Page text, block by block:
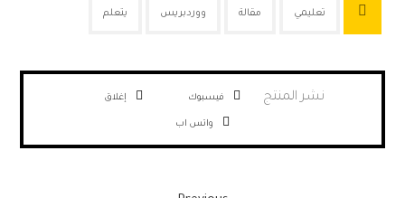
تعليمي مقالة ووردبريس يتعلم
فيسبوك إغلاق
واتس اب